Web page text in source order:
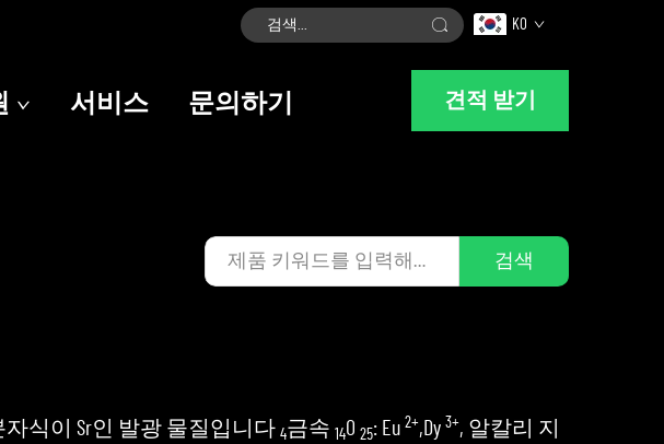
KO
서비스 문의하기 견적 받기
검색
자식이 Sr인 발광 물질입니다 4금속 14O 25: Eu 2+,Dy 3+, 알칼리 지